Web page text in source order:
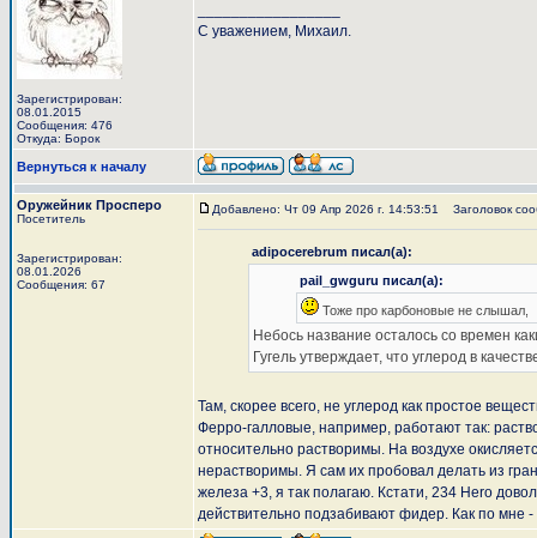
Зарегистрирован:
08.01.2015
Сообщения: 476
Откуда: Борок
С уважением, Михаил.
Вернуться к началу
Оружейник Просперо
Посетитель
Зарегистрирован:
08.01.2026
Сообщения: 67
Добавлено: Чт 09 Апр 2026 г. 14:53:51 Заголовок
adipocerebrum писал(а):
pail_gwguru писал(а):
Тоже про карбоновые не слышал,
Небось название осталось со времен
Гугель утверждает, что углерод в
Там, скорее всего, не углерод как простое
Ферро-галловые, например, работают так:
относительно растворимы. На воздухе
нерастворимы. Я сам их пробовал делать из
железа +3, я так полагаю. Кстати, 234 Hero
действительно подзабивают фидер. Как по мне -